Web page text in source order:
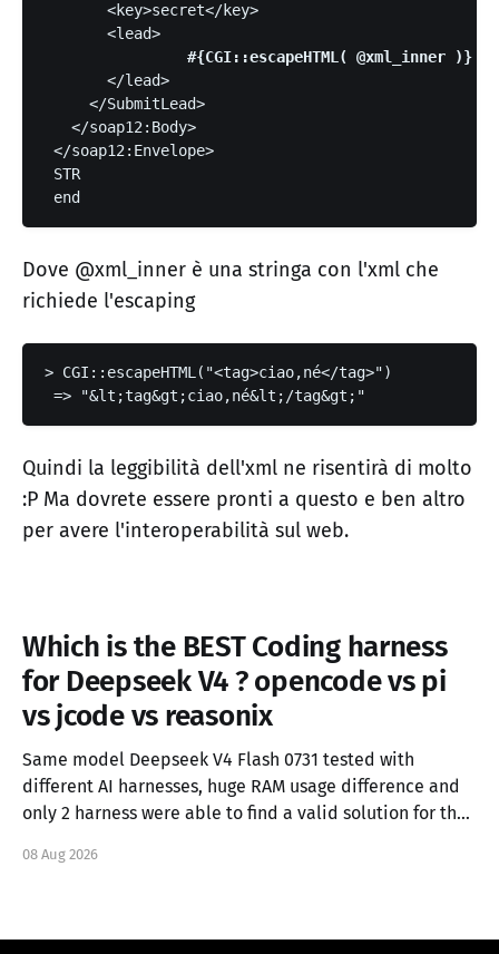
<key>secret</key>
<lead>
#{CGI::escapeHTML( @xml_inner )}
</lead>
</SubmitLead>
</soap12:Body>
</soap12:Envelope>
STR
end
Dove @xml_inner è una stringa con l'xml che
richiede l'escaping
> CGI::escapeHTML("<tag>ciao,né</tag>")
=> "&lt;tag&gt;ciao,né&lt;/tag&gt;"
Quindi la leggibilità dell'xml ne risentirà di molto
:P Ma dovrete essere pronti a questo e ben altro
per avere l'interoperabilità sul web.
Which is the BEST Coding harness
for Deepseek V4 ? opencode vs pi
vs jcode vs reasonix
Same model Deepseek V4 Flash 0731 tested with
different AI harnesses, huge RAM usage difference and
only 2 harness were able to find a valid solution for the
08 Aug 2026